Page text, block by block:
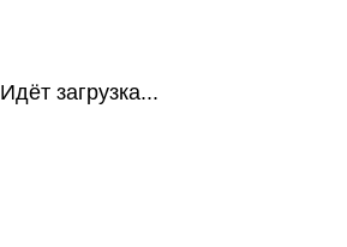
Идёт загрузка...